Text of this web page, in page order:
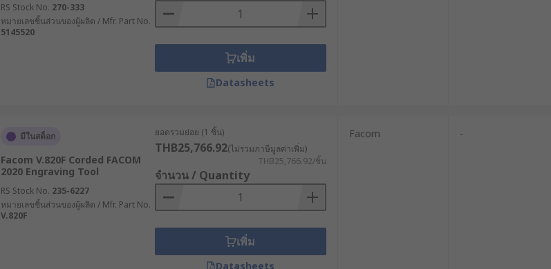
RS Stock No. 270-333
หมายเลขชิ้นส่วนของผู้ผลิต / Mfr. Part No.
5145520
เพิ่ม
Datasheets
มีในสต็อก
Facom V.820F Corded FACOM
2020 Engraving Tool
RS Stock No. 235-6227
หมายเลขชิ้นส่วนของผู้ผลิต / Mfr. Part No.
V.820F
ยอดรวมย่อย (1 ชิ้น)
THB25,766.92(ไม่รวมภาษีมูลค่าเพิ่ม)
THB25,766.92/ชิ้น
จำนวน / Quantity
เพิ่ม
Datasheets
Facom -